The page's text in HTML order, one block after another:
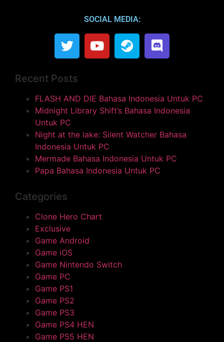
SOCIAL MEDIA:
Recent Posts
FLASH AND DIE Bahasa Indonesia Untuk PC
Midnight Library Shift’s Bahasa Indonesia
Untuk PC
Night at the lake: Silent Watcher Bahasa
Indonesia Untuk PC
Mermade Bahasa Indonesia Untuk PC
Papa Bahasa Indonesia Untuk PC
Categories
Clone Hero Chart
Exclusive
Game Android
Game iOS
Game Nintendo Switch
Game PC
Game PS1
Game PS2
Game PS3
Game PS4 HEN
Game PS5 HEN